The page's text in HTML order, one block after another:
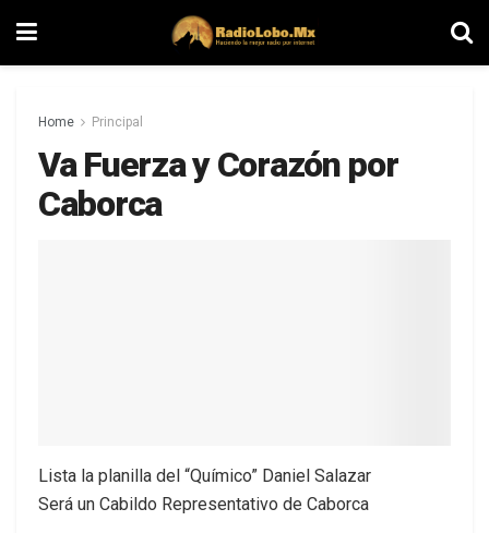
Home Principal
Va Fuerza y Corazón por
Caborca
Lista la planilla del “Químico” Daniel Salazar
Será un Cabildo Representativo de Caborca